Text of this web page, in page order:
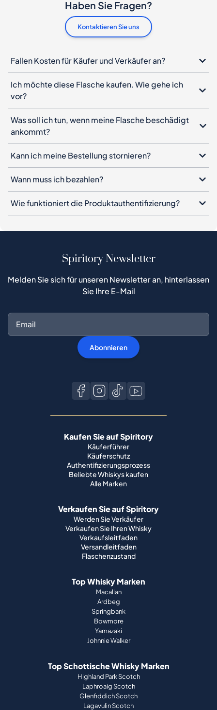
Haben Sie Fragen?
Kontaktieren Sie uns
Fallen Kosten für Käufer und Verkäufer an?
Ich möchte diese Flasche kaufen. Wie gehe ich
vor?
Was soll ich tun, wenn meine Flasche beschädigt
ankommt?
Kann ich meine Bestellung stornieren?
Wann muss ich bezahlen?
Wie funktioniert die Produktauthentifizierung?
Spiritory Newsletter
Melden Sie sich für unseren Newsletter an, hinterlassen
Sie Ihre E-Mail
Abonnieren
Kaufen Sie auf Spiritory
Käuferführer
Käuferschutz
Authentifizierungsprozess
Beliebte Whiskys kaufen
Alle Marken
Verkaufen Sie auf Spiritory
Werden Sie Verkäufer
Verkaufen Sie Ihren Whisky
Verkaufsleitfaden
Versandleitfaden
Flaschenzustand
Top Whisky Marken
Macallan
Ardbeg
Springbank
Bowmore
Yamazaki
Johnnie Walker
Top Schottische Whisky Marken
Highland Park Scotch
Laphroaig Scotch
Glenfiddich Scotch
Lagavulin Scotch